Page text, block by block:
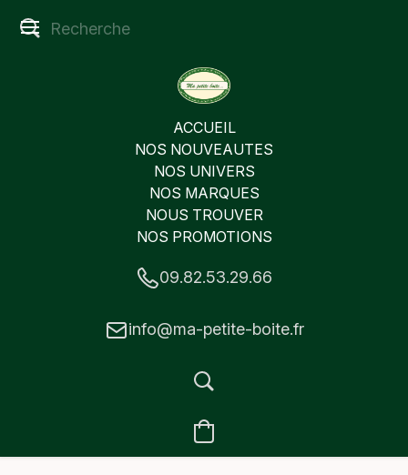
ACCUEIL
NOS NOUVEAUTES
NOS UNIVERS
NOS MARQUES
NOUS TROUVER
NOS PROMOTIONS
09.82.53.29.66
info@ma-petite-boite.fr